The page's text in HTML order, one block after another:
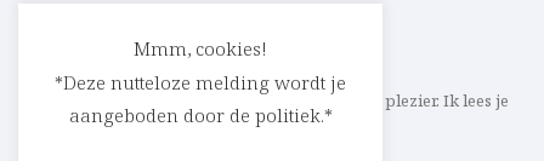
Schrijf ik straks mee aan jouw verhaal? Met veel plezier. Ik lees je
heel graag op
cedric@parlevink.be
Mmm, cookies!
*Deze nutteloze melding wordt je
aangeboden door de politiek.*